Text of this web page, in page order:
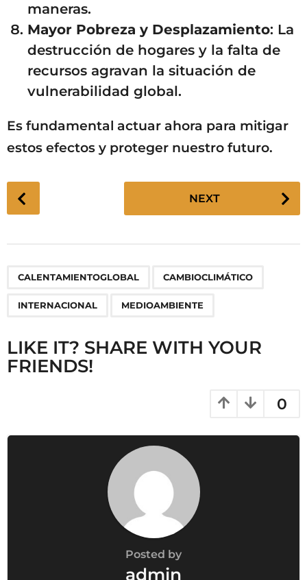
maneras.
Mayor Pobreza y Desplazamiento: La
destrucción de hogares y la falta de
recursos agravan la situación de
vulnerabilidad global.
Es fundamental actuar ahora para mitigar
estos efectos y proteger nuestro futuro.
P
o
n
a
t
n
NEXT
CALENTAMIENTOGLOBAL CAMBIOCLIMÁTICO
INTERNACIONAL MEDIOAMBIENTE
LIKE IT? SHARE WITH YOUR
FRIENDS!
0
Posted by
admin